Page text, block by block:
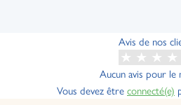
Avis de nos
Aucun avis pour le
Vous devez êtreconnecté(e)